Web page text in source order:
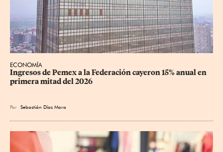
ECONOMÍA
Ingresos de Pemex a la Federación cayeron 15% anual en
primera mitad del 2026
Por Sebastián Díaz Mora